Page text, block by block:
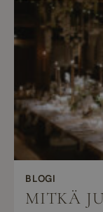
BLOGI
MITKÄ